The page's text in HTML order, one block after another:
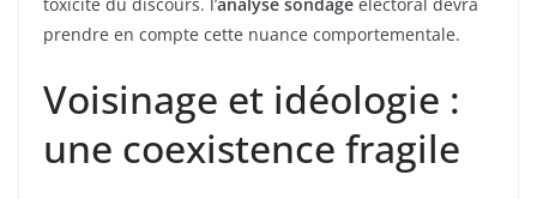
toxicité du discours. l’analyse sondage électoral devra
prendre en compte cette nuance comportementale.
Voisinage et idéologie :
une coexistence fragile